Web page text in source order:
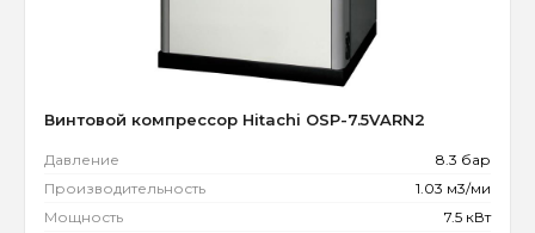
Винтовой компрессор Hitachi OSP-7.5VARN2
Давление
8.3 бар
Производительность
1.03 м3/ми
Мощность
7.5 кВт